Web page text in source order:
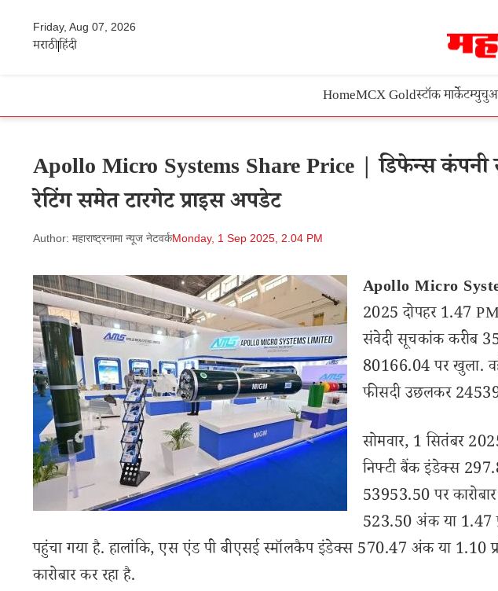
Friday, Aug 07, 2026
मराठीहिंदी
HomeMCX Goldस्टॉक मार्केट
Apollo Micro Systems Share Price | डिफेन्स कंपनी
रेटिंग समेत टारगेट प्राइस अपडेट
Author: महाराष्ट्रनामा न्यूज नेटवर्कMonday, 1 Sep 2025, 2.04 PM
Apollo Micro
2025 दोपहर 1.47
संवेदी सूचकांक करीब
80166.04 पर खुला.
फीसदी उछलकर
सोमवार, 1 सितंबर
निफ्टी बैंक इंडेक्स
53953.50 पर
523.50 अंक या 1.47
पहुंचा गया है. हालांकि, एस एंड पी बीएसई स्मॉलकैप इंडेक्स 570.47 अंक या 1.10
कारोबार कर रहा है.